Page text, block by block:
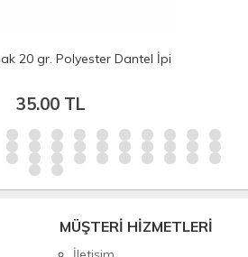
697 No Altınbaşak 20 gr. Polyester
MÜŞTERİ HİZMETLERİ